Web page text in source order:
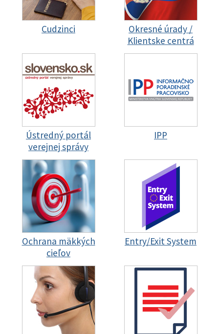
Cudzinci
Okresné úrady /
Klientske centrá
Ústredný portál
verejnej správy
IPP
Ochrana mäkkých
cieľov
Entry/Exit System